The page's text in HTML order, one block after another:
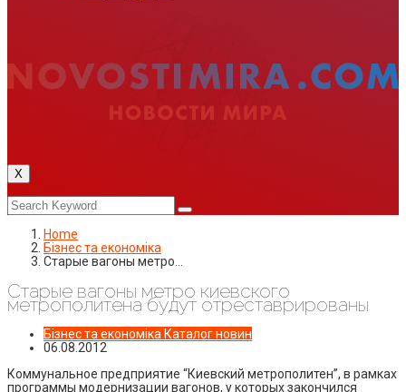
X
Home
Бізнес та економіка
Старые вагоны метро…
Старые вагоны метро киевского
метрополитена будут отреставрированы
Бізнес та економіка Каталог новин
06.08.2012
Коммунальное предприятие “Киевский метрополитен”, в рамках
программы модернизации вагонов, у которых закончился